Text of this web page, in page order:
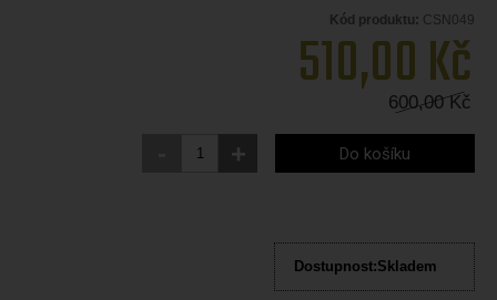
Kód produktu: CSN049
510,00Kč
600,00Kč
+ Do košíku
Dostupnost:Skladem